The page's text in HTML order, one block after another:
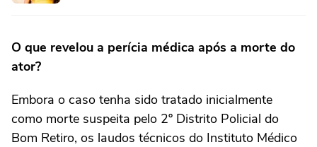
O que revelou a perícia médica após a morte do
ator?
Embora o caso tenha sido tratado inicialmente
como morte suspeita pelo 2º Distrito Policial do
Bom Retiro, os laudos técnicos do Instituto Médico